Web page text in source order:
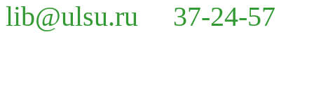
lib@ulsu.ru 37-24-57